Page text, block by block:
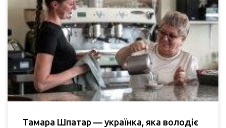
Тамара Шпатар — українка, яка володіє